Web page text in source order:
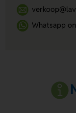
Whatsapp